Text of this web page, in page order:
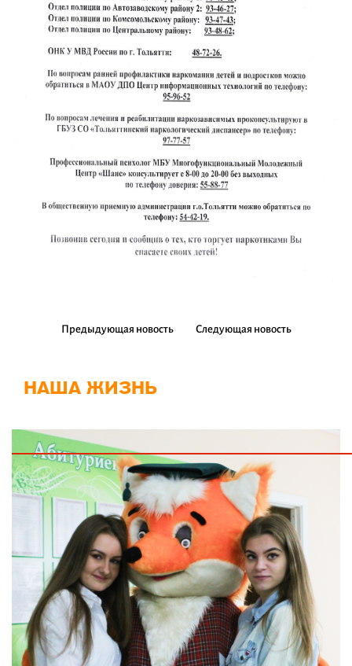
Предыдующая новость Следующая новость
НАША ЖИЗНЬ